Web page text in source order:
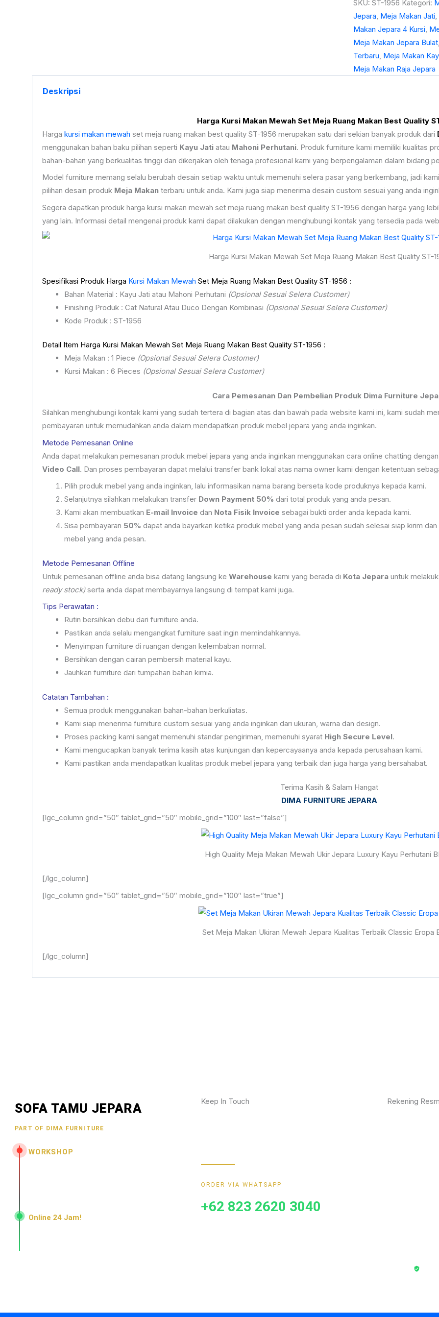
SKU: ST-1956 Kategori:
Jepara Meja Makan Jati
Makan Jepara 4 Kursi
Meja Makan Jepara Bulat
Terbaru Meja Makan
Meja Makan Raja Jepara
Deskripsi
Harga Kursi Makan Mewah Set Meja Ruang Makan Best Quality
Harga kursi makan mewah set meja ruang makan best quality ST-1956 merupakan satu dari sekian banyak produk dari
menggunakan bahan baku pilihan seperti Kayu Jatiatau Mahoni Perhutani. Produk furniture kami memiliki kualitas
bahan-bahan yang berkualitas tinggi dan dikerjakan oleh tenaga profesional kami yang berpengalaman dalam bidang
Model furniture memang selalu berubah desain setiap waktu untuk memenuhi selera pasar yang berkembang, jadi
pilihan desain produk Meja Makanterbaru untuk anda. Kami juga siap menerima desain custom sesuai yang anda
Segera dapatkan produk harga kursi makan mewah set meja ruang makan best quality ST-1956 dengan harga yang
yang lain. Informasi detail mengenai produk kami dapat dilakukan dengan menghubungi kontak yang tersedia pada
Harga Kursi Makan Mewah Set Meja Ruang Makan Best Quality ST-
Spesifikasi Produk Harga Kursi Makan Mewah Set Meja Ruang Makan Best Quality ST-1956 :
Bahan Material : Kayu Jati atau Mahoni Perhutani (Opsional Sesuai Selera Customer)
Finishing Produk : Cat Natural Atau Duco Dengan Kombinasi (Opsional Sesuai Selera Customer)
Kode Produk : ST-1956
Detail Item Harga Kursi Makan Mewah Set Meja Ruang Makan Best Quality ST-1956 :
Meja Makan : 1 Piece (Opsional Sesuai Selera Customer)
Kursi Makan : 6 Pieces (Opsional Sesuai Selera Customer)
Cara Pemesanan Dan Pembelian Produk Dima Furniture
Silahkan menghubungi kontak kami yang sudah tertera di bagian atas dan bawah pada website kami ini, kami sudah
pembayaran untuk memudahkan anda dalam mendapatkan produk mebel jepara yang anda inginkan.
Metode Pemesanan Online
Anda dapat melakukan pemesanan produk mebel jepara yang anda inginkan menggunakan cara online chatting
Video Call. Dan proses pembayaran dapat melalui transfer bank lokal atas nama owner kami dengan ketentuan
Pilih produk mebel yang anda inginkan, lalu informasikan nama barang berseta kode produknya kepada kami.
Selanjutnya silahkan melakukan transfer Down Payment 50% dari total produk yang anda pesan.
Kami akan membuatkan E-mail Invoice dan Nota Fisik Invoice sebagai bukti order anda kepada kami.
Sisa pembayaran 50% dapat anda bayarkan ketika produk mebel yang anda pesan sudah selesai siap kirim
mebel yang anda pesan.
Metode Pemesanan Offline
Untuk pemesanan offline anda bisa datang langsung ke Warehouse kami yang berada di Kota Jeparauntuk
ready stock)serta anda dapat membayarnya langsung di tempat kami juga.
Tips Perawatan :
Rutin bersihkan debu dari furniture anda.
Pastikan anda selalu mengangkat furniture saat ingin memindahkannya.
Menyimpan furniture di ruangan dengan kelembaban normal.
Bersihkan dengan cairan pembersih material kayu.
Jauhkan furniture dari tumpahan bahan kimia.
Catatan Tambahan :
Semua produk menggunakan bahan-bahan berkuliatas.
Kami siap menerima furniture custom sesuai yang anda inginkan dari ukuran, warna dan design.
Proses packing kami sangat memenuhi standar pengiriman, memenuhi syarat High Secure Level.
Kami mengucapkan banyak terima kasih atas kunjungan dan kepercayaanya anda kepada perusahaan kami.
Kami pastikan anda mendapatkan kualitas produk mebel jepara yang terbaik dan juga harga yang bersahabat.
Terima Kasih & Salam Hangat
DIMA FURNITURE JEPARA
[lgc_column grid=”50″ tablet_grid=”50″ mobile_grid=”100″ last=”false”]
High Quality Meja Makan Mewah Ukir Jepara Luxury Kayu Perhutani
[/lgc_column]
[lgc_column grid=”50″ tablet_grid=”50″ mobile_grid=”100″ last=”true”]
Set Meja Makan Ukiran Mewah Jepara Kualitas Terbaik Classic Eropa
[/lgc_column]
SOFA TAMU JEPARA
PART OF DIMA FURNITURE
WORKSHOP
Online 24 Jam!
Keep In Touch
ORDER VIA WHATSAPP
+62 823 2620 3040
Rekening